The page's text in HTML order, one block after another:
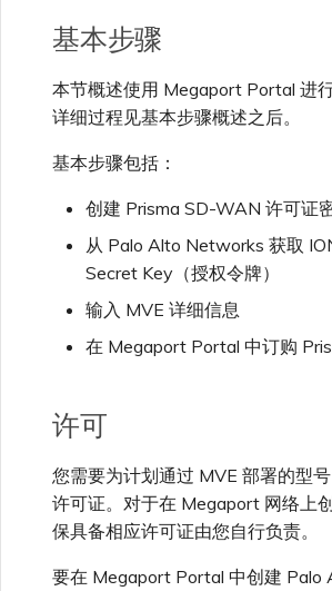
合作伙伴托管账户
技术规格
SAP
MCR Looking Glass (路由诊
MCR 私有云间互联
管理安全设置
查看操作日志
监控维护和中断事件
锁定 Megaport 服务
Megaport 授权书
MCR 计费
MVE 计费
IX 计费
客户注册与入驻
创建到 Google Cloud 的
创建 MCR
使用 API 创建 MCR VXC
从 MVE 创建到 AWS 的 VXC
从 MVE 创建到 Azure 的
VXC
Provider 常见问题
Megaport Terraform
Provider 学习资料与资源
Provider
在演示环境中测试
客户安全责任
X-Auth Token 弃用常见问题
API 弃用常见问题
基本步骤
本节概述使用 Megaport Portal 进行
详细过程见基本步骤概述之后。
基本步骤包括：
创建 Prisma SD-WAN 许可证
从 Palo Alto Networks 获取
Secret Key（授权令牌）
输入 MVE 详细信息
在 Megaport Portal 中订购
许可
您需要为计划通过 MVE 部署的型
许可证。对于在 Megaport 网络上
保具备相应许可证由您自行负责。
要在 Megaport Portal 中创建 Palo